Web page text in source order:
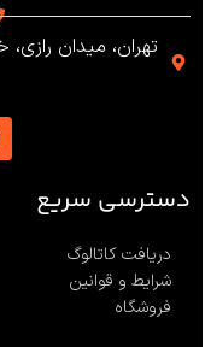
تهران، میدان
دسترسی سریع
دریافت کاتالوگ
شرایط و قوانین
فروشگاه